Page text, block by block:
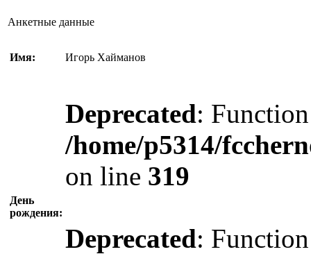
Анкетные данные
Имя: Игорь Хайманов
День
рождения:
Deprecated:
/home/p5314/
on line 319
Deprecated: